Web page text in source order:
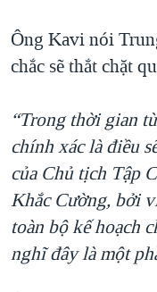
Ông Kavi nói
chắc sẽ thắt chặt
“Trong thời gian
chính xác là điều
của Chủ tịch Tập
Khắc Cường, bởi
toàn bộ kế hoạch
nghĩ đây là một